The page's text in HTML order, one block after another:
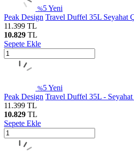
%5Yeni
Peak Design Travel Duffel 35L Seyahat
11.399 TL
10.829 TL
Sepete Ekle
%5Yeni
Peak Design Travel Duffel 35L - Seyahat
11.399 TL
10.829 TL
Sepete Ekle